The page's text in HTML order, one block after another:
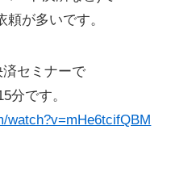
が多いです。
セミナーで
分です。
watch?v=mHe6tcifQBM